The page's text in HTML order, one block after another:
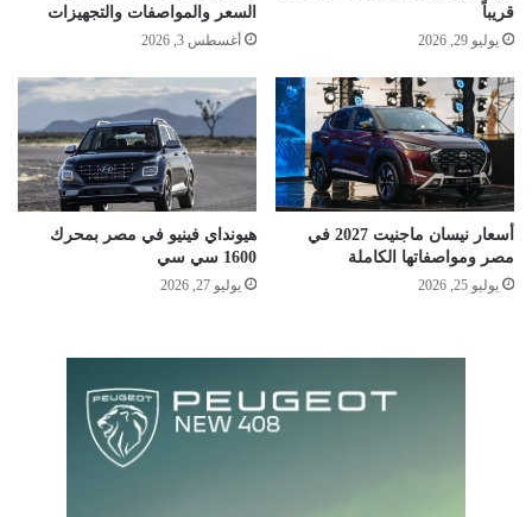
قريباً
يوليو 29, 2026
السعر والمواصفات والتجهيزات
أغسطس 3, 2026
أسعار نيسان ماجنيت 2027 في
مصر ومواصفاتها الكاملة
يوليو 25, 2026
هيونداي فينيو في مصر بمحرك
1600 سي سي
يوليو 27, 2026